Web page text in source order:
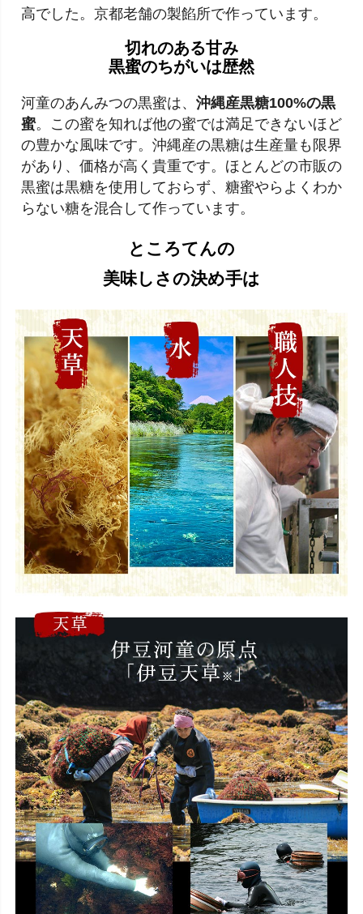
高でした。京都老舗の製餡所で作っています。
切れのある甘み
黒蜜のちがいは歴然
河童のあんみつの黒蜜は、 沖縄産黒糖100%の黒
蜜。この蜜を知れば他の蜜では満足できないほど
の豊かな風味です。沖縄産の黒糖は生産量も限界
があり、価格が高く貴重です。ほとんどの市販の
黒蜜は黒糖を使用しておらず、糖蜜やらよくわか
らない糖を混合して作っています。
ところてんの
美味しさの決め手は